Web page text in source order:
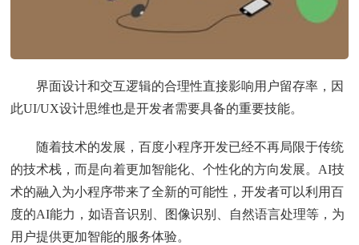
界面设计和交互逻辑的合理性直接影响用户留存率，因
此UI/UX设计思维也是开发者需要具备的重要技能。
随着技术的发展，百度小程序开发已经不再局限于传统
的技术栈，而是向着更加智能化、个性化的方向发展。AI技
术的融入为小程序带来了全新的可能性，开发者可以利用百
度的AI能力，如语音识别、图像识别、自然语言处理等，为
用户提供更加智能的服务体验。